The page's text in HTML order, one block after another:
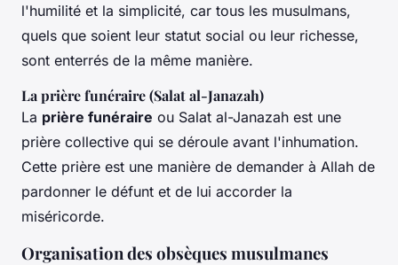
l'humilité et la simplicité, car tous les musulmans,
quels que soient leur statut social ou leur richesse,
sont enterrés de la même manière.
La prière funéraire (Salat al-Janazah)
La prière funéraire ou Salat al-Janazah est une
prière collective qui se déroule avant l'inhumation.
Cette prière est une manière de demander à Allah de
pardonner le défunt et de lui accorder la
miséricorde.
Organisation des obsèques musulmanes